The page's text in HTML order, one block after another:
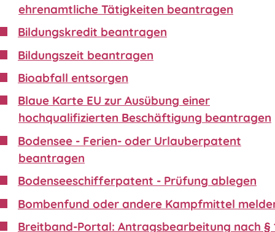
ehrenamtliche Tätigkeiten beantragen
Bildungskredit beantragen
Bildungszeit beantragen
Bioabfall entsorgen
Blaue Karte EU zur Ausübung einer
hochqualifizierten Beschäftigung beantragen
Bodensee - Ferien- oder Urlauberpatent
beantragen
Bodenseeschifferpatent - Prüfung ablegen
Bombenfund oder andere Kampfmittel
Breitband-Portal: Antragsbearbeitung nach §